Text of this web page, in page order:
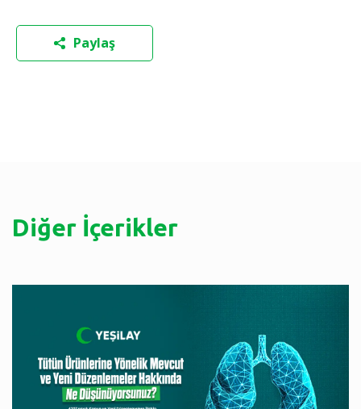
Paylaş
Diğer İçerikler